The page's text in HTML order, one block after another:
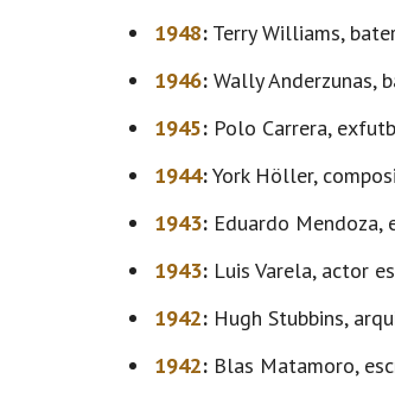
1948: Terry Williams,
1946: Wally Anderzunas,
1945: Polo Carrera,
1944:York Höller,
1943: Eduardo Mendoza,
1943: Luis Varela, actor
1942: Hugh Stubbins,
1942: Blas Matamoro,